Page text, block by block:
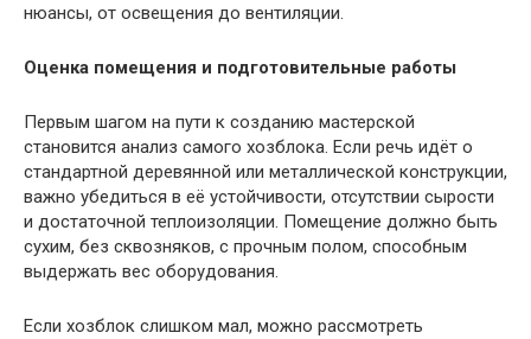
нюансы, от освещения до вентиляции.
Оценка помещения и подготовительные работы
Первым шагом на пути к созданию мастерской
становится анализ самого хозблока. Если речь идёт о
стандартной деревянной или металлической конструкции,
важно убедиться в её устойчивости, отсутствии сырости
и достаточной теплоизоляции. Помещение должно быть
сухим, без сквозняков, с прочным полом, способным
выдержать вес оборудования.
Если хозблок слишком мал, можно рассмотреть